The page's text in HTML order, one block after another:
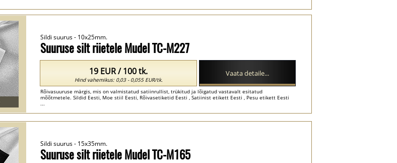
Suuruse silt riietele Mudel TC-M227
Sildi suurus - 10x25mm.
Rõivasuuruse märgis, mis on valmistatud satiinrullist, trükitud ja lõigatud vastavalt esitatud
mõõtmetele. Sildid Eesti, Moe stiil Eesti, Rõivasetiketid Eesti , Satiinist etikett Eesti , Pesu etikett Eesti
...
19 EUR / 100 tk.
Hind vahemikus: 0,03 - 0,055 EUR/tk.
Vaata detaile...
Suuruse silt riietele Mudel TC-M165
Sildi suurus - 15x35mm.